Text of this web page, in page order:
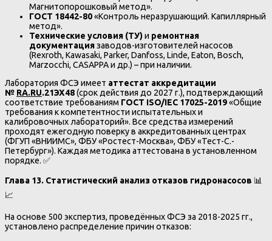
Магнитопорошковый метод».
ГОСТ 18442-80«Контроль неразрушающий. Капиллярный
метод».
Технические условия (ТУ)и ремонтная
документациязаводов-изготовителей насосов
(Rexroth, Kawasaki, Parker, Danfoss, Linde, Eaton, Bosch,
Marzocchi, CASAPPA и др.) – при наличии.
Лаборатория ФСЭ имеет аттестат аккредитации
№ RA.RU.21ЭХ48(срок действия до 2027 г.), подтверждающий
соответствие требованиям ГОСТ ISO/IEC 17025-2019«Общие
требования к компетентности испытательных и
калибровочных лабораторий». Все средства измерений
проходят ежегодную поверку в аккредитованных центрах
(ФГУП «ВНИИМС», ФБУ «Ростест-Москва», ФБУ «Тест-С.-
Петербург»). Каждая методика аттестована в установленном
порядке. ✅
Глава 13. Статистический анализ отказов гидронасосов 📊
📈
На основе 500 экспертиз, проведённых ФСЭ за 2018-2025 гг.,
установлено распределение причин отказов: